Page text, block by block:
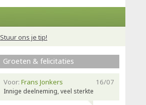
Stuur ons je tip!
Groeten & felicitaties
16/07
Voor: Frans Jonkers
Innige deelneming, veel sterkte